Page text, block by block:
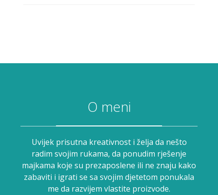
O meni
Uvijek prisutna kreativnost i želja da nešto
radim svojim rukama, da ponudim rješenje
majkama koje su prezaposlene ili ne znaju kako
zabaviti i igrati se sa svojim djetetom ponukala
me da razvijem vlastite proizvode.